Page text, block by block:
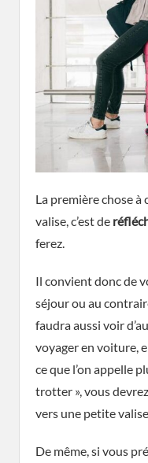
La première chose
valise, c’est de
ferez.
Il convient donc de
séjour ou au
faudra aussi voir
voyager en voiture,
ce que l’on appelle
trotter », vous
vers une petite
De même, si vous